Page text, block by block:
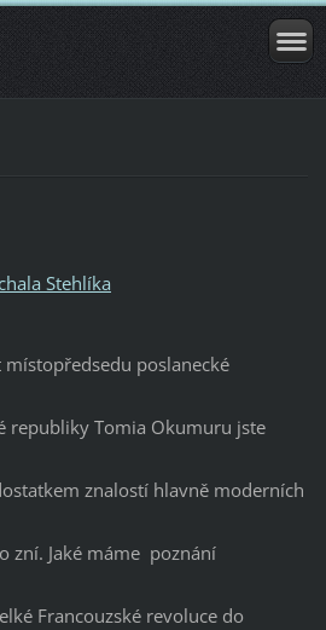
Stehlíka
poslanecké
Tomia Okumuru jste
znalostí hlavně moderních
Jaké máme poznání
Francouzské revoluce do